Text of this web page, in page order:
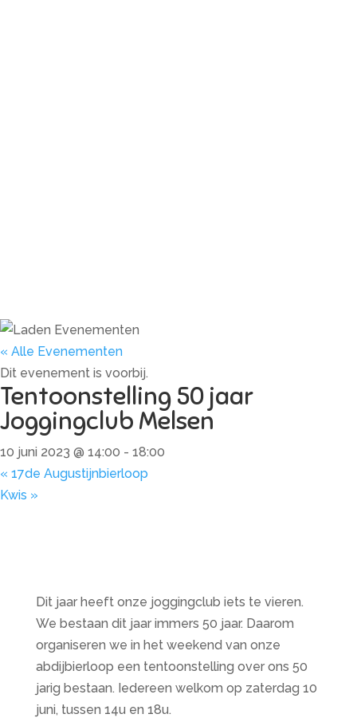
« Alle Evenementen
Dit evenement is voorbij.
Tentoonstelling 50 jaar
Joggingclub Melsen
10 juni 2023 @ 14:00 - 18:00
« 17de Augustijnbierloop
Kwis »
Dit jaar heeft onze joggingclub iets te vieren.
We bestaan dit jaar immers 50 jaar. Daarom
organiseren we in het weekend van onze
abdijbierloop een tentoonstelling over ons 50
jarig bestaan. Iedereen welkom op zaterdag 10
juni, tussen 14u en 18u.